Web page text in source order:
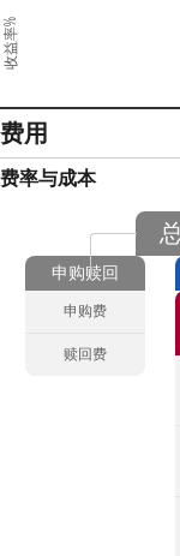
收益率%
费用
费率与成本
申购赎回
申购费
赎回费